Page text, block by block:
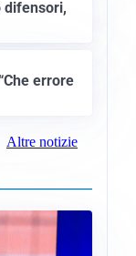
difensori,
errore
Altre notizie